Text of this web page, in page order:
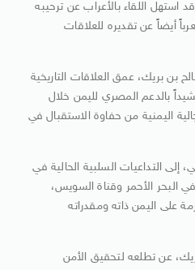
اللقاء بالأعراب عن ترحيبه
أيضاً عن تقديره للعلاقات
بن بريك، عمق العلاقات التاريخية
بالدعم المصري لليمن خلال
اليمنية من حفاوة الاستقبال في
إلى التداعيات السلبية الحالية في
البحر الأحمر وقناة السويس،
على اليمن ذاته ومقدراته
عن تطلعه لتحقيق الأمن